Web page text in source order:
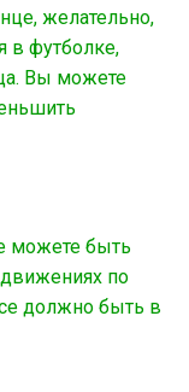
желательно,
в футболке,
Вы можете
можете быть
по
должно быть в